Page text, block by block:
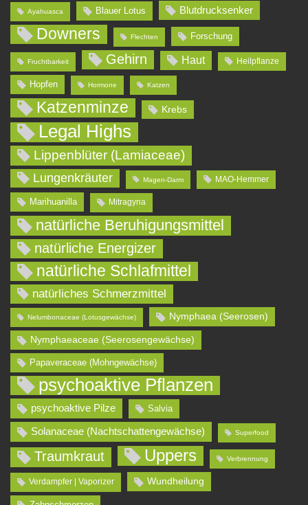
Ayahuasca Blauer Lotus Blutdrucksenker
Downers Flechten Forschung
Fruchtbarkeit Gehirn Haut Heilpflanze
Hopfen Hormone Katzen
Katzenminze Krebs
Legal Highs
Lippenblüter (Lamiaceae)
Lungenkräuter Magen-Darm MAO-Hemmer
Marihuanilla Mitragyna
natürliche Beruhigungsmittel
natürliche Energizer
natürliche Schlafmittel
natürliches Schmerzmittel
Nelumbonaceae (Lotusgewächse) Nymphaea (Seerosen)
Nymphaeaceae (Seerosengewächse)
Papaveraceae (Mohngewächse)
psychoaktive Pflanzen
psychoaktive Pilze Salvia
Solanaceae (Nachtschattengewächse) Superfood
Traumkraut Uppers Verbrennung
Verdampfer | Vaporizer Wundheilung